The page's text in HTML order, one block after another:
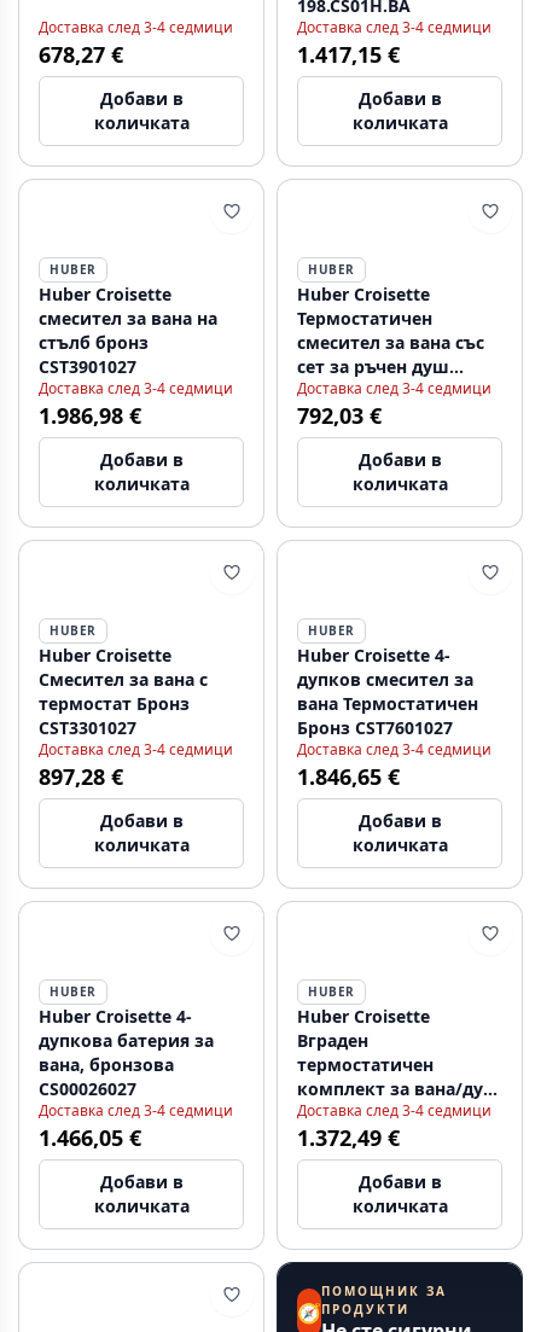
Доставка след 3-4 седмици
678,27 €
Добави в
количката
198.CS01H.BA
Доставка след 3-4 седмици
1.417,15 €
Добави в
количката
HUBER
Huber Croisette
смесител за вана на
стълб бронз
CST3901027
Доставка след 3-4 седмици
1.986,98 €
Добави в
количката
HUBER
Huber Croisette
Термостатичен
смесител за вана със
сет за ръчен душ
Бронз CSD2701027
Доставка след 3-4 седмици
792,03 €
Добави в
количката
HUBER
Huber Croisette
Смесител за вана с
термостат Бронз
CST3301027
Доставка след 3-4 седмици
897,28 €
Добави в
количката
HUBER
Huber Croisette 4-
дупков смесител за
вана Термостатичен
Бронз CST7601027
Доставка след 3-4 седмици
1.846,65 €
Добави в
количката
HUBER
Huber Croisette 4-
дупкова батерия за
вана, бронзова
CS00026027
Доставка след 3-4 седмици
1.466,05 €
Добави в
количката
HUBER
Huber Croisette
Вграден
термостатичен
комплект за вана/душ
бронз 914.CS01H.BA
Доставка след 3-4 седмици
1.372,49 €
Добави в
количката
🧭
ПОМОЩНИК ЗА
ПРОДУКТИ